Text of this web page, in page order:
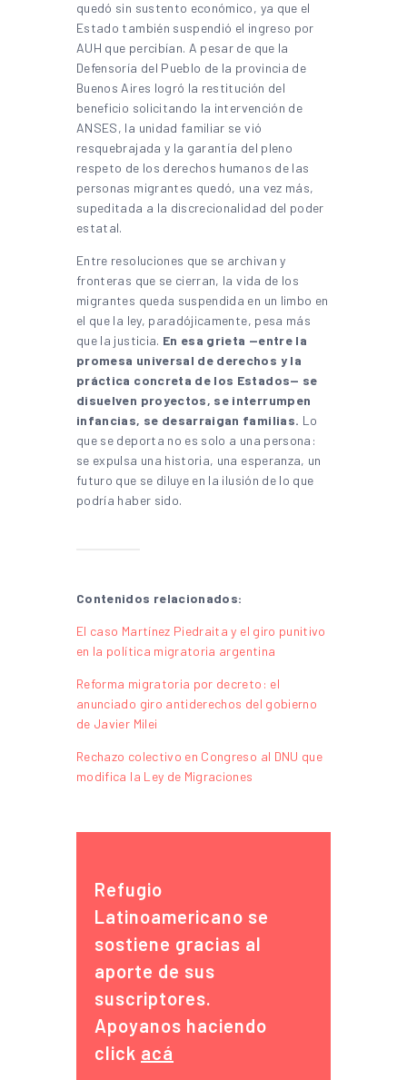
quedó sin sustento económico, ya que el
Estado también suspendió el ingreso por
AUH que percibían. A pesar de que la
Defensoría del Pueblo de la provincia de
Buenos Aires logró la restitución del
beneficio solicitando la intervención de
ANSES, la unidad familiar se vió
resquebrajada y la garantía del pleno
respeto de los derechos humanos de las
personas migrantes quedó, una vez más,
supeditada a la discrecionalidad del poder
estatal.
Entre resoluciones que se archivan y
fronteras que se cierran, la vida de los
migrantes queda suspendida en un limbo en
el que la ley, paradójicamente, pesa más
que la justicia. En esa grieta —entre la
promesa universal de derechos y la
práctica concreta de los Estados— se
disuelven proyectos, se interrumpen
infancias, se desarraigan familias. Lo
que se deporta no es solo a una persona:
se expulsa una historia, una esperanza, un
futuro que se diluye en la ilusión de lo que
podría haber sido.
Contenidos relacionados:
El caso Martínez Piedraita y el giro punitivo
en la política migratoria argentina
Reforma migratoria por decreto: el
anunciado giro antiderechos del gobierno
de Javier Milei
Rechazo colectivo en Congreso al DNU que
modifica la Ley de Migraciones
Refugio
Latinoamericano se
sostiene gracias al
aporte de sus
suscriptores.
Apoyanos haciendo
click acá